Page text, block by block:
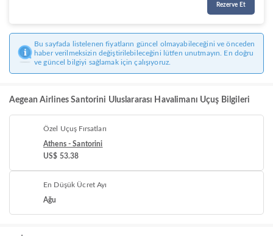
Rezerve Et
Bu sayfada listelenen fiyatların güncel olmayabileceğini ve önceden
haber verilmeksizin değiştirilebileceğini lütfen unutmayın. En doğru
ve güncel bilgiyi sağlamak için çalışıyoruz.
Aegean Airlines Santorini Uluslararası Havalimanı Uçuş Bilgileri
Özel Uçuş Fırsatları
Athens - Santorini
US$ 53.38
En Düşük Ücret Ayı
Ağu